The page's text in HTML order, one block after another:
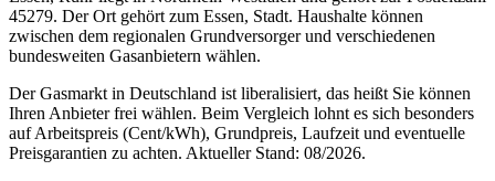
45279. Der Ort gehört zum Essen, Stadt. Haushalte können
zwischen dem regionalen Grundversorger und verschiedenen
bundesweiten Gasanbietern wählen.
Der Gasmarkt in Deutschland ist liberalisiert, das heißt Sie können
Ihren Anbieter frei wählen. Beim Vergleich lohnt es sich besonders
auf Arbeitspreis (Cent/kWh), Grundpreis, Laufzeit und eventuelle
Preisgarantien zu achten. Aktueller Stand: 08/2026.